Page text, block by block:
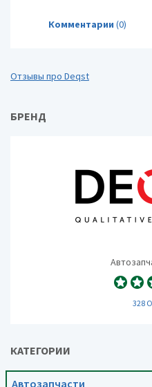
Комментарии (0)
Отзывы про Deqst
БРЕНД
328
КАТЕГОРИИ
Автозапчасти